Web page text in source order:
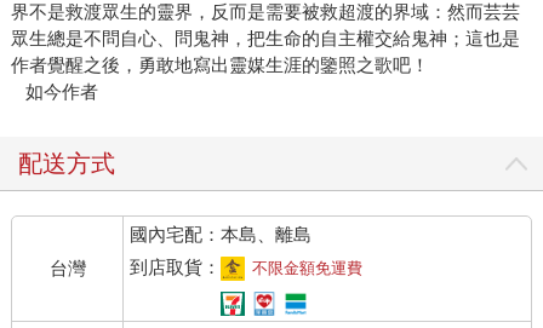
界不是救渡眾生的靈界，反而是需要被救超渡的界域：然而芸芸
眾生總是不問自心、問鬼神，把生命的自主權交給鬼神；這也是
作者覺醒之後，勇敢地寫出靈媒生涯的鑒照之歌吧！
如今作者
配送方式
台灣
國內宅配：本島、離島
到店取貨：
不限金額免運費